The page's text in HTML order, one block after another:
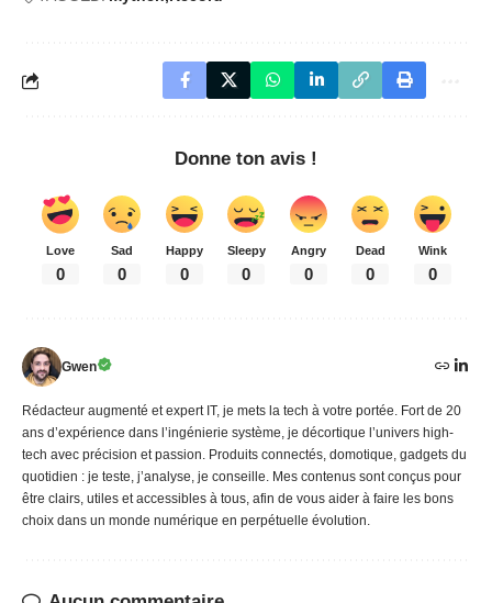
Donne ton avis !
Love
0
Sad
0
Happy
0
Sleepy
0
Angry
0
Dead
0
Wink
0
Gwen
Rédacteur augmenté et expert IT, je mets la tech à votre portée. Fort de 20
ans d’expérience dans l’ingénierie système, je décortique l’univers high-
tech avec précision et passion. Produits connectés, domotique, gadgets du
quotidien : je teste, j’analyse, je conseille. Mes contenus sont conçus pour
être clairs, utiles et accessibles à tous, afin de vous aider à faire les bons
choix dans un monde numérique en perpétuelle évolution.